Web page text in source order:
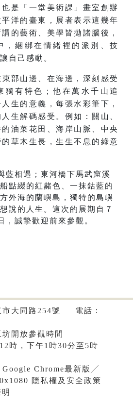
是「一堂美術課」畫室創辦
洋的臺東，展者表示這幾年
的藝術、美學皆拋諸腦後，
，綑綁在情緒裡的派別、技
自己感動。
部山邊、在海邊，深刻感受
獨有特色；他在萬水千山追
生的意義，每張水彩筆下，
生解碼感受。例如：關山、
油菜花田、海岸山脈、中央
草木生長，生生不息的綠意
藍相遇；東河橋下馬武窟溪
點綴的紅赭色、一抹鈷藍的
外海的蘭嶼島，獨特的島嶼
說的人生。這次的展期自７
，誠摯歡迎前來參觀。
市大同路254號 電話：
開放參觀時間
時，下午1時30分至5時
Google Chrome最新版╱
隱私權及安全政策